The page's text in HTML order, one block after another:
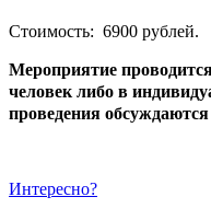
Стоимость: 6900 рублей.
Мероприятие
человек либо в
проведения
Интересно?